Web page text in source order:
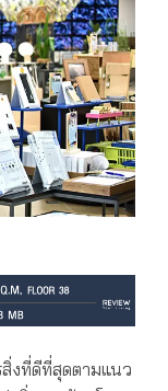
สิ่งที่ดีที่สุดตามแนว